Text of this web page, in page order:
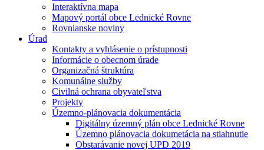
Interaktívna mapa
Mapový portál obce Lednické Rovne
Rovnianske noviny
Úrad
Kontakty a vyhlásenie o prístupnosti
Informácie o obecnom úrade
Organizačná štruktúra
Komunálne služby
Civilná ochrana obyvateľstva
Projekty
Územno-plánovacia dokumentácia
Digitálny územný plán obce Lednické Rovne
Územno plánovacia dokumetácia na stiahnutie
Obstarávanie novej UPD 2019